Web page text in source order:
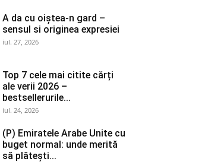
A da cu oiștea-n gard –
sensul si originea expresiei
iul. 27, 2026
Top 7 cele mai citite cărți
ale verii 2026 –
bestsellerurile...
iul. 24, 2026
(P) Emiratele Arabe Unite cu
buget normal: unde merită
să plătești...